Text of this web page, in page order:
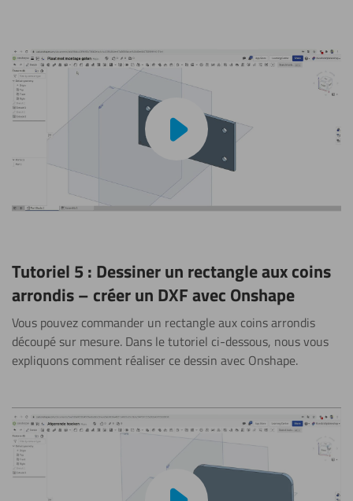
Lire la vidéo
Tutoriel 5 : Dessiner un rectangle aux coins
arrondis – créer un DXF avec Onshape
Vous pouvez commander un rectangle aux coins arrondis
découpé sur mesure. Dans le tutoriel ci-dessous, nous vous
expliquons comment réaliser ce dessin avec Onshape.
Lire la vidéo